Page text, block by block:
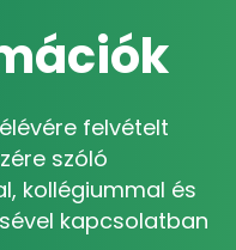
felvételt
szóló
kollégiummal és
kapcsolatban